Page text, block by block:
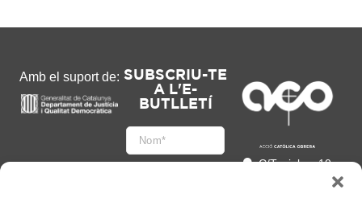
Amb el suport de: SUBSCRIU-TE
A L'E-
BUTLLETÍ
C/Tapioles, 10